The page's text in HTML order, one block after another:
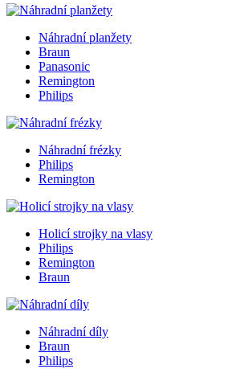
Náhradní planžety
Braun
Panasonic
Remington
Philips
Náhradní frézky
Philips
Remington
Holicí strojky na vlasy
Philips
Remington
Braun
Náhradní díly
Braun
Philips